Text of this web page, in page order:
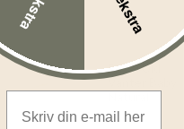
-20%
Engel Uld
Vanter Baby
Natural
Før114,00